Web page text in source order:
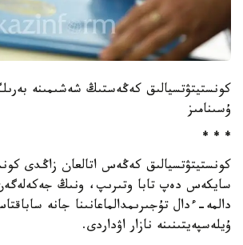
كونستيتۋتسيالىق كەڭەستىڭ شەشىمىنە
ۇسىنامىز
* * *
كونستيتۋتسيالىق كەڭەس اتالعان زاڭدى
سايكەس دەپ تابا وتىرىپ، ونىڭ
دالمە-ءدال تۇجىرىمدالماعانىنا جانە
ۇيلەسپەيتىنىنە نازار اۋداردى.